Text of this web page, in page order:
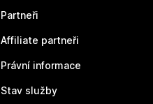
Partneři
Affiliate partneři
Právní informace
Stav služby